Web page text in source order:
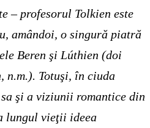
– profesorul Tolkien este
amândoi, o singură piatră
Beren şi Lúthien (doi
Totuşi, în ciuda
şi a viziunii romantice din
lungul vieţii ideea